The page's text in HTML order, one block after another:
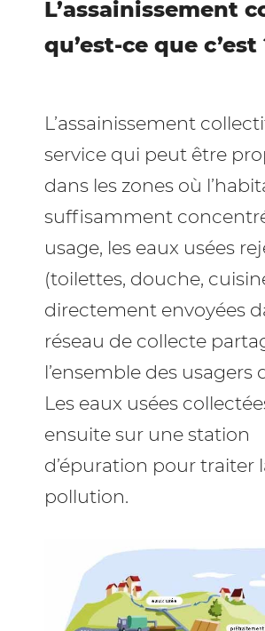
L’assainissement
qu’est-ce que c’est
L’assainissement
service qui peut être
dans les zones où
suffisamment
usage, les eaux usées
(toilettes, douche,
directement envoyées
réseau de collecte
l’ensemble des usagers
Les eaux usées
ensuite sur une station
d’épuration pour traiter
pollution.